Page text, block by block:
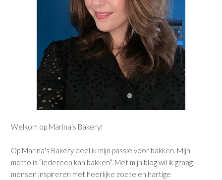
Welkom op Marina's Bakery!
Op Marina's Bakery deel ik mijn passie voor bakken. Mijn
motto is “iedereen kan bakken”. Met mijn blog wil ik graag
mensen inspireren met heerlijke zoete en hartige